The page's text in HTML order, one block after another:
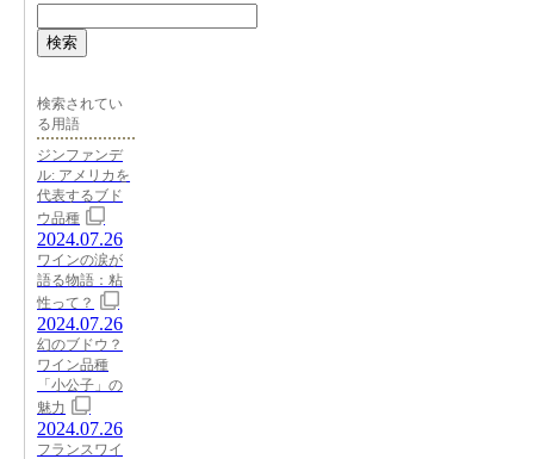
検索
検索されてい
る用語
ジンファンデ
ル: アメリカを
代表するブド
ウ品種
2024.07.26
ワインの涙が
語る物語：粘
性って？
2024.07.26
幻のブドウ？
ワイン品種
「小公子」の
魅力
2024.07.26
フランスワイ